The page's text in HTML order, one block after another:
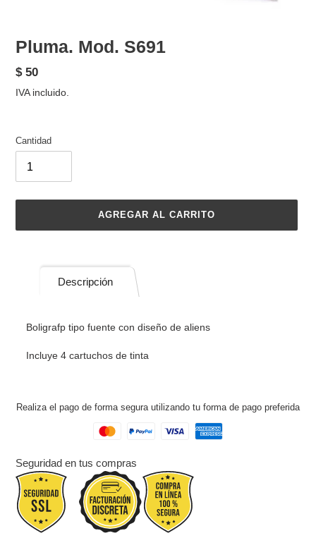
Pluma. Mod. S691
Precio
habitual
$ 50
IVA incluido.
Cantidad
AGREGAR AL CARRITO
carrito
compra
Descripción
Boligrafp tipo fuente con diseño de aliens
Incluye 4 cartuchos de tinta
Realiza el pago de forma segura utilizando tu forma de pago preferida
Seguridad en tus compras